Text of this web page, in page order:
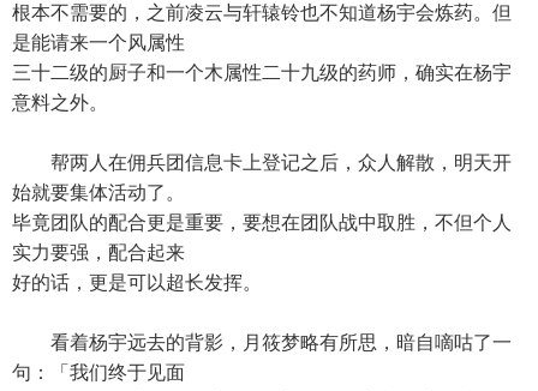
根本不需要的，之前凌云与轩辕铃也不知道杨宇会炼药。但
是能请来一个风属性
三十二级的厨子和一个木属性二十九级的药师，确实在杨宇
意料之外。
帮两人在佣兵团信息卡上登记之后，众人解散，明天开
始就要集体活动了。
毕竟团队的配合更是重要，要想在团队战中取胜，不但个人
实力要强，配合起来
好的话，更是可以超长发挥。
看着杨宇远去的背影，月筱梦略有所思，暗自嘀咕了一
句：「我们终于见面